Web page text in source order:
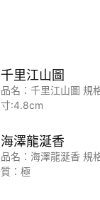
千里江山圖
品名：千里江山圖 規
寸:4.8cm
海澤龍涎香
品名：海澤龍涎香 規
質：極